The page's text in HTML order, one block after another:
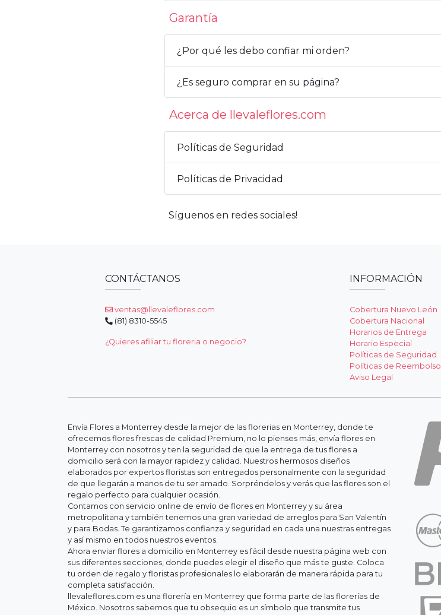
Garantía
¿Por qué les debo confiar mi orden?
¿Es seguro comprar en su página?
Acerca de llevaleflores.com
Políticas de Seguridad
Políticas de Privacidad
Síguenos en redes sociales!
CONTÁCTANOS
ventas@llevaleflores.com
(81) 8310-5545
¿Quieres afiliar tu floreria o negocio?
INFORMACIÓN
Cobertura Nuevo León
Cobertura Nacional
Horarios de Entrega
Horario Especial
Políticas de Seguridad
Políticas de Reembolso
Aviso Legal
Envía Flores a Monterrey desde la mejor de las florerias en Monterrey, donde te
ofrecemos flores frescas de calidad Premium, no lo pienses más, envía flores en
Monterrey con nosotros y ten la seguridad de que la entrega de tus flores a
domicilio será con la mayor rapidez y calidad. Nuestros hermosos diseños
elaborados por expertos floristas son entregados personalmente con la seguridad
de que llegarán a manos de tu ser amado. Sorpréndelos y verás que las flores son el
regalo perfecto para cualquier ocasión.
Contamos con servicio online de envío de flores en Monterrey y su área
metropolitana y también tenemos una gran variedad de arreglos para San Valentín
y para Bodas. Te garantizamos confianza y seguridad en cada una nuestras entregas
y así mismo en todos nuestros eventos.
Ahora enviar flores a domicilio en Monterrey es fácil desde nuestra página web con
sus diferentes secciones, donde puedes elegir el diseño que más te guste. Coloca
tu orden de regalo y floristas profesionales lo elaborarán de manera rápida para tu
completa satisfacción.
llevaleflores.com es una florería en Monterrey que forma parte de las florerías de
México. Nosotros sabemos que tu obsequio es un símbolo que transmite tus